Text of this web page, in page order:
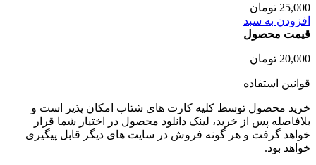
25,000 تومان
افزودن به سبد
قیمت محصول
20,000 تومان
قوانین استفاده
خرید محصول توسط کلیه کارت های شتاب امکان پذیر است و
بلافاصله پس از خرید، لینک دانلود محصول در اختیار شما قرار
خواهد گرفت و هر گونه فروش در سایت های دیگر قابل پیگیری
خواهد بود.